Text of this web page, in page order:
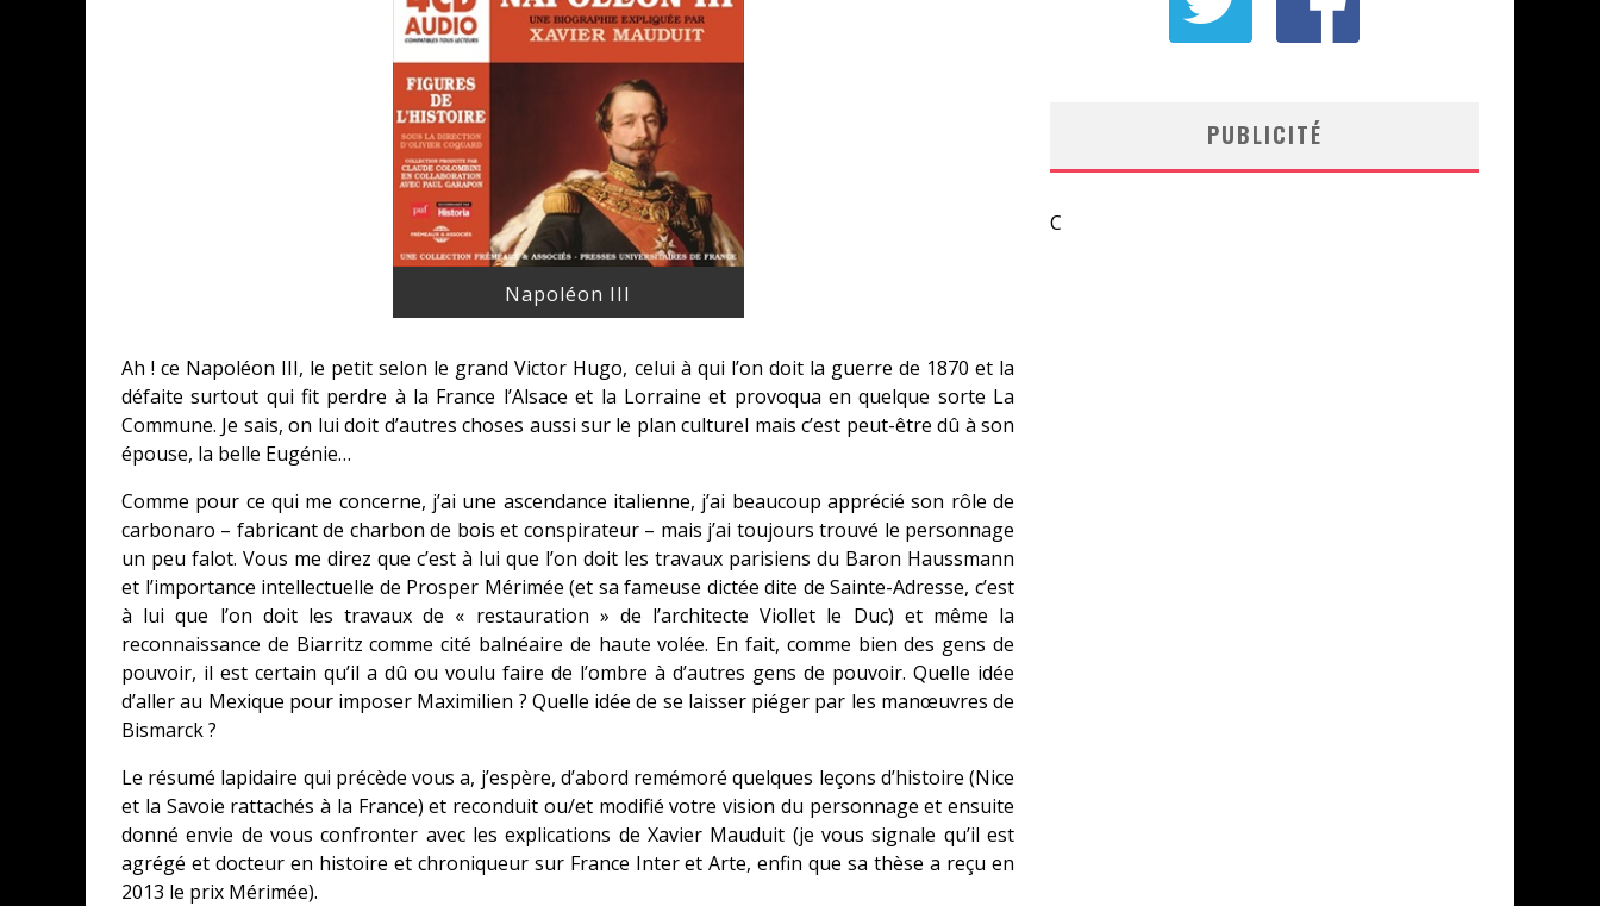
Napoléon III
Ah ! ce Napoléon III, le petit selon le grand Victor Hugo, celui à qui l’on doit la guerre de 1870 et la
défaite surtout qui fit perdre à la France l’Alsace et la Lorraine et provoqua en quelque sorte La
Commune. Je sais, on lui doit d’autres choses aussi sur le plan culturel mais c’est peut-être dû à son
épouse, la belle Eugénie…
Comme pour ce qui me concerne, j’ai une ascendance italienne, j’ai beaucoup apprécié son rôle de
carbonaro – fabricant de charbon de bois et conspirateur – mais j’ai toujours trouvé le personnage
un peu falot. Vous me direz que c’est à lui que l’on doit les travaux parisiens du Baron Haussmann
et l’importance intellectuelle de Prosper Mérimée (et sa fameuse dictée dite de Sainte-Adresse, c’est
à lui que l’on doit les travaux de « restauration » de l’architecte Viollet le Duc) et même la
reconnaissance de Biarritz comme cité balnéaire de haute volée. En fait, comme bien des gens de
pouvoir, il est certain qu’il a dû ou voulu faire de l’ombre à d’autres gens de pouvoir. Quelle idée
d’aller au Mexique pour imposer Maximilien ? Quelle idée de se laisser piéger par les manœuvres de
Bismarck ?
Le résumé lapidaire qui précède vous a, j’espère, d’abord remémoré quelques leçons d’histoire (Nice
et la Savoie rattachés à la France) et reconduit ou/et modifié votre vision du personnage et ensuite
donné envie de vous confronter avec les explications de Xavier Mauduit (je vous signale qu’il est
agrégé et docteur en histoire et chroniqueur sur France Inter et Arte, enfin que sa thèse a reçu en
2013 le prix Mérimée).
PUBLICITÉ
C